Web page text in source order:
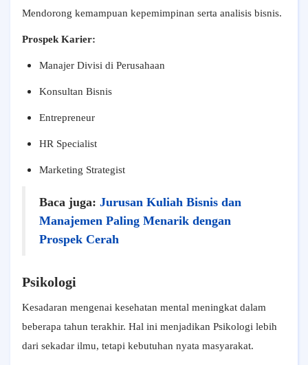
Mendorong kemampuan kepemimpinan serta analisis bisnis.
Prospek Karier:
Manajer Divisi di Perusahaan
Konsultan Bisnis
Entrepreneur
HR Specialist
Marketing Strategist
Baca juga: Jurusan Kuliah Bisnis dan
Manajemen Paling Menarik dengan
Prospek Cerah
Psikologi
Kesadaran mengenai kesehatan mental meningkat dalam
beberapa tahun terakhir. Hal ini menjadikan Psikologi lebih
dari sekadar ilmu, tetapi kebutuhan nyata masyarakat.